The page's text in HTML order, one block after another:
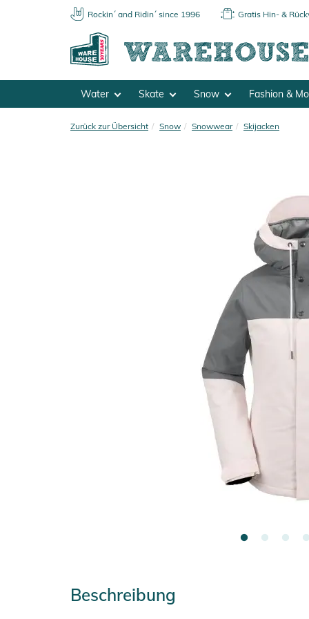
Rockin´ and Ridin´ since 1996 Gratis Hin- &
Water Skate Snow Fashion &
Zurück zur Übersicht Snow Snowwear Skijacken
Beschreibung